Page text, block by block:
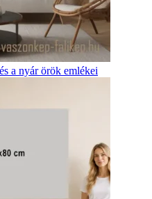
a nyár örök emlékei